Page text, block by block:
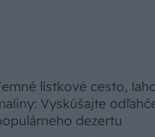
lístkové cesto,
Vyskúšajte
dezertu